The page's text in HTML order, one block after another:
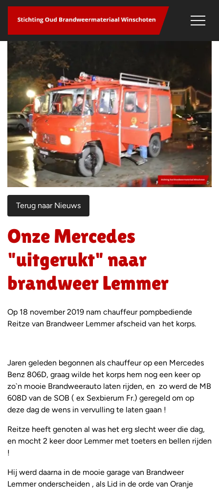
overslaan
Terug naar Nieuws
Onze Mercedes
"uitgerukt" naar
brandweer Lemmer
Op 18 november 2019 nam chauffeur pompbediende
Reitze van Brandweer Lemmer afscheid van het korps.
Jaren geleden begonnen als chauffeur op een Mercedes
Benz 806D, graag wilde het korps hem nog een keer op
zo`n mooie Brandweerauto laten rijden, en zo werd de MB
608D van de SOB ( ex Sexbierum Fr.) geregeld om op
deze dag de wens in vervulling te laten gaan !
Reitze heeft genoten al was het erg slecht weer die dag,
en mocht 2 keer door Lemmer met toeters en bellen rijden
!
Hij werd daarna in de mooie garage van Brandweer
Lemmer onderscheiden , als Lid in de orde van Oranje